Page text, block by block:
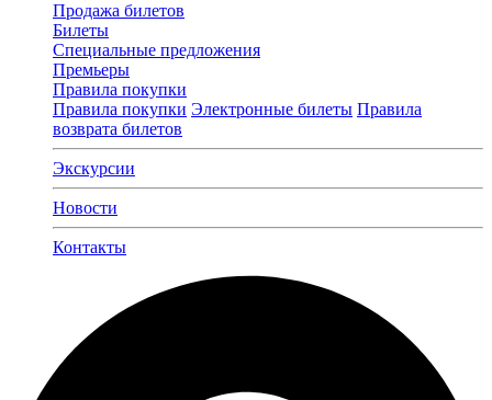
Продажа билетов
Билеты
Специальные предложения
Премьеры
Правила покупки
Правила покупки Электронные билеты Правила
возврата билетов
Экскурсии
Новости
Контакты